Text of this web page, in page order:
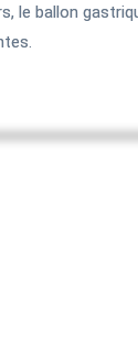
le ballon